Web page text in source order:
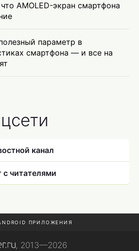
AMOLED-экран смартфона
параметр в
смартфона — и все на
канал
с читателями
ПРИЛОЖЕНИЯ
, 2013—2026